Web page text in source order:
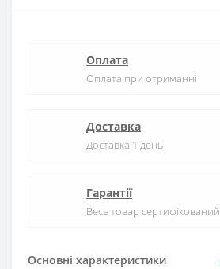
Основні характеристики
Оплата
Оплата при отриманні
Доставка
Доставка 1 день
Гарантії
Весь товар сертифікований